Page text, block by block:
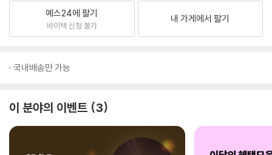
예스24에 팔기
바이백 신청 불가
내 가게에서 팔기
국내배송만 가능
이 분야의 이벤트 3